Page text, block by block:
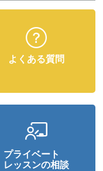
よくある質問
プライベート
レッスンの相談